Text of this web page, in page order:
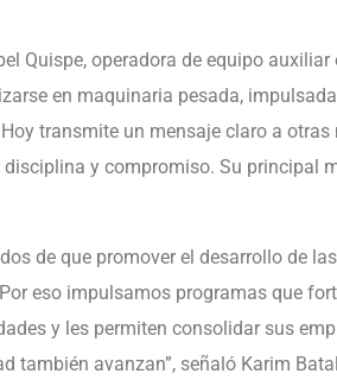
Quispe, operadora de equipo auxiliar
en maquinaria pesada,
transmite un mensaje claro a
y compromiso. Su principal
de que promover el desarrollo de
eso impulsamos programas que
y les permiten consolidar sus
también avanzan”, señaló Karim